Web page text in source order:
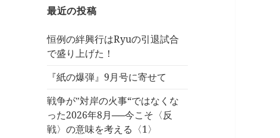
最近の投稿
恒例の絆興行はRyuの引退試合
で盛り上げた！
『紙の爆弾』9月号に寄せて
戦争が‟対岸の火事“ではなくな
った2026年8月──今こそ〈反
戦〉の意味を考える〈1〉